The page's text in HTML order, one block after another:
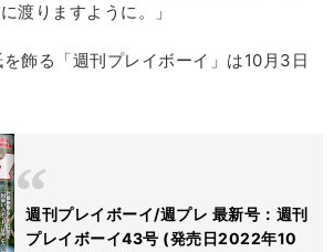
りますように。」
飾る「週刊プレイボーイ」は10月3日
週刊プレイボーイ/週プレ 最新号：週刊
プレイボーイ43号 (発売日2022年10